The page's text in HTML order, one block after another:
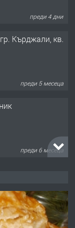
преди 4 дни
Кърджали, кв.
преди 5 месеца
преди 6 месеца
преди 7 месеца